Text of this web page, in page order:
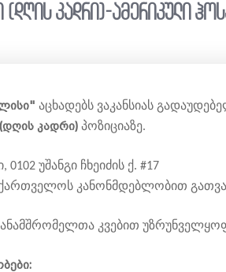
(დღის კადრი)-ამერიკული
აცხადებს ვაკანსიას
კადრი) პოზიციაზე.
უშანგი ჩხეიძის ქ. #17
კანონმდებლობით
კვებით